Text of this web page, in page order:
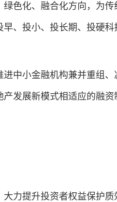
色化、融合化方向，为传
、投小、投长期、投硬
中小金融机构兼并重组、
发展新模式相适应的融
力提升投资者权益保护质